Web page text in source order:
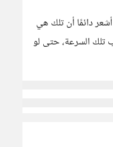
دائمًا أن تلك هي
تلك السرعة، حتى لو